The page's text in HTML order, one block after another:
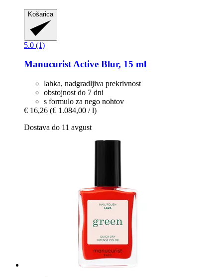
Košarica
5.0 (1)
ManucuristActive Blur, 15 ml
lahka, nadgradljiva prekrivnost
obstojnost do 7 dni
s formulo za nego nohtov
€ 16,26 (€ 1.084,00 / l)
Dostava do 11 avgust